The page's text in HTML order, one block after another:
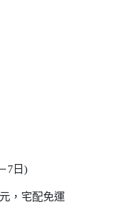
7日)
，宅配免運